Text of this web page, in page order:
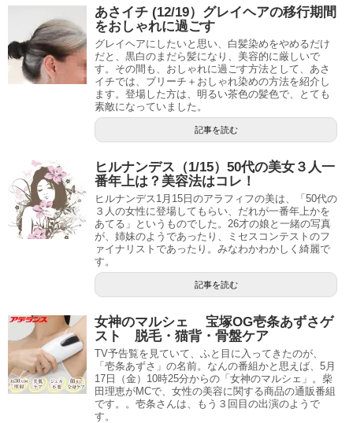
あさイチ (12/19）グレイヘアの移行期間
をおしゃれに過ごす
グレイヘアにしたいと思い、白髪染めをやめるだけ
だと、黒白のまだら髪になり、美容的に厳しいで
す。その間も、おしゃれに過ごす方法として、あさ
イチでは、ブリーチ＋おしゃれ染めの方法を紹介し
ます。登場した方は、明るい茶色の髪色で、とても
素敵になっていました。
記事を読む
ヒルナンデス（1/15）50代の美女３人一
番年上は？美容法はコレ！
ヒルナンデス1月15日のアラフィフの美は、「50代の
３人の女性に登場してもらい、だれが一番年上かを
あてる」というものでした。26才の娘と一緒の写真
が、姉妹のようであったり、ミセスコンテストのフ
ァイナリストであったり。みなわかわかしく綺麗で
す。
記事を読む
女神のマルシェ 宝塚OG壱条あずさゲ
スト 脱毛・猫背・骨盤ケア
TV予告覧を見ていて、ふと目に入ってきたのが、
「壱条あずさ」の名前。なんの番組かと思えば、5月
17日（金）10時25分からの「女神のマルシェ」。柴
田理恵がMCで、女性の美容に関する商品の通販番組
です。。壱条さんは、もう３回目の出演のようで
す。